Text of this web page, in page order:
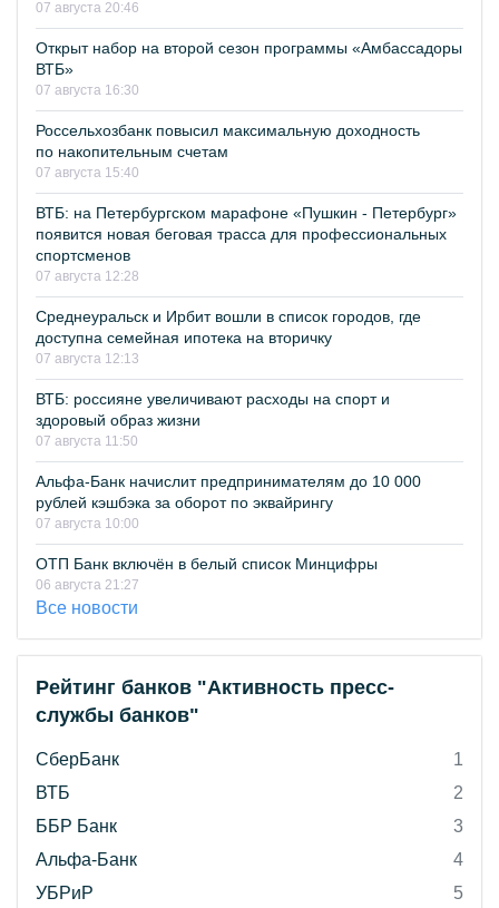
07 августа 20:46
Открыт набор на второй сезон программы «Амбассадоры
ВТБ»
07 августа 16:30
Россельхозбанк повысил максимальную доходность
по накопительным счетам
07 августа 15:40
ВТБ: на Петербургском марафоне «Пушкин - Петербург»
появится новая беговая трасса для профессиональных
спортсменов
07 августа 12:28
Среднеуральск и Ирбит вошли в список городов, где
доступна семейная ипотека на вторичку
07 августа 12:13
ВТБ: россияне увеличивают расходы на спорт и
здоровый образ жизни
07 августа 11:50
Альфа-Банк начислит предпринимателям до 10 000
рублей кэшбэка за оборот по эквайрингу
07 августа 10:00
ОТП Банк включён в белый список Минцифры
06 августа 21:27
Все новости
Рейтинг банков "Активность пресс-
службы банков"
СберБанк
1
ВТБ
2
ББР Банк
3
Альфа-Банк
4
УБРиР
5